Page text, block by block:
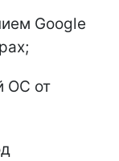
Google
ОС от